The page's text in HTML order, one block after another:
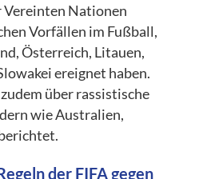
Nationen
Vorfällen im Fußball,
Österreich, Litauen,
ereignet haben.
über rassistische
wie Australien,
der FIFA gegen